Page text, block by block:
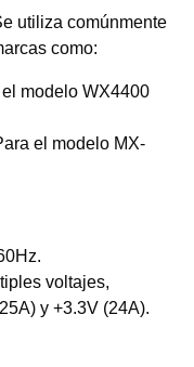
utiliza comúnmente
como:
modelo WX4400
el modelo MX-
voltajes,
y +3.3V (24A).